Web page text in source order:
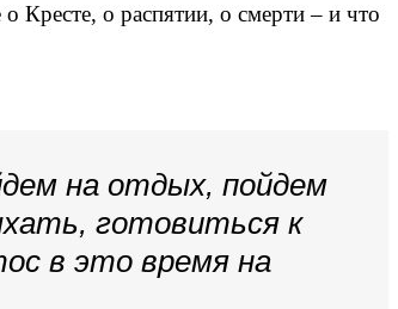
о Кресте, о распятии, о смерти – и что
на отдых, пойдем
готовиться к
в это время на